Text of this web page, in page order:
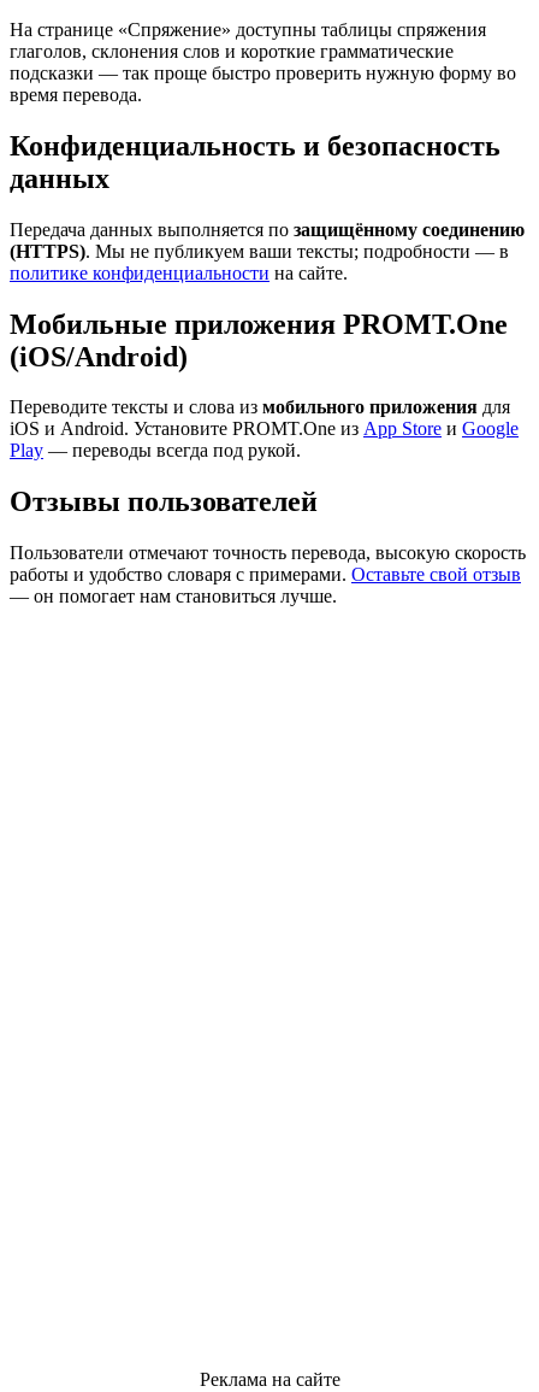
На странице «Спряжение» доступны таблицы спряжения
глаголов, склонения слов и короткие грамматические
подсказки — так проще быстро проверить нужную форму во
время перевода.
Конфиденциальность и безопасность
данных
Передача данных выполняется по защищённому соединению
(HTTPS). Мы не публикуем ваши тексты; подробности — в
политике конфиденциальности на сайте.
Мобильные приложения PROMT.One
(iOS/Android)
Переводите тексты и слова из мобильного приложения для
iOS и Android. Установите PROMT.One из App Store и Google
Play — переводы всегда под рукой.
Отзывы пользователей
Пользователи отмечают точность перевода, высокую скорость
работы и удобство словаря с примерами. Оставьте свой отзыв
— он помогает нам становиться лучше.
Реклама на сайте